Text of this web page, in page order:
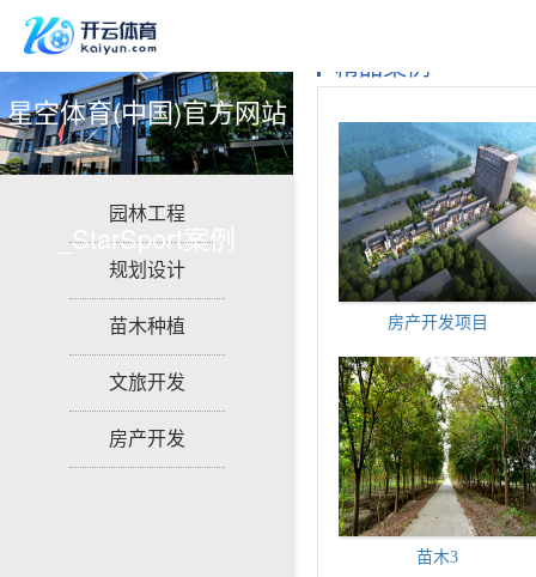
星空体育(中国)官方网站
_StarSport案例
园林工程
规划设计
苗木种植
文旅开发
房产开发
精品案例
房产开发项目
苗木3